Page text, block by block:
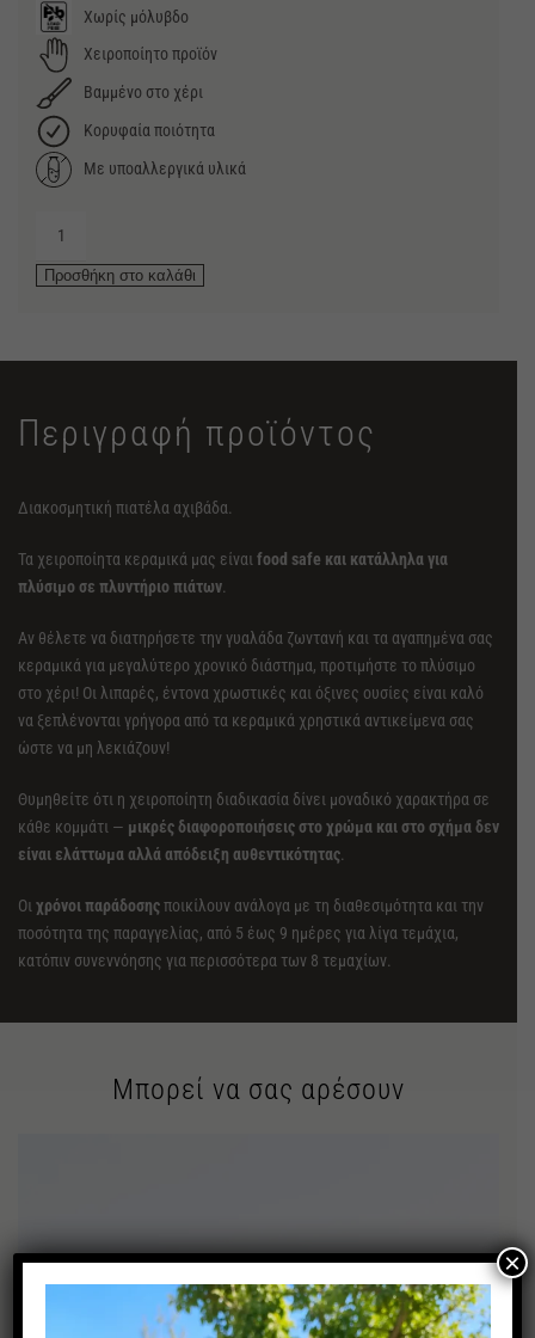
Χωρίς μόλυβδο
Χειροποίητο προϊόν
Βαμμένο στο χέρι
Κορυφαία ποιότητα
Με υποαλλεργικά υλικά
Αχιβάδα
Προσθήκη στο καλάθι
Περιγραφή προϊόντος
Διακοσμητική πιατέλα αχιβάδα.
Τα χειροποίητα κεραμικά μας είναι food safe και κατάλληλα για
πλύσιμο σε πλυντήριο πιάτων
Αν θέλετε να διατηρήσετε την γυαλάδα ζωντανή και τα αγαπημένα σας
κεραμικά για μεγαλύτερο χρονικό διάστημα, προτιμήστε το πλύσιμο
στο χέρι! Οι λιπαρές, έντονα χρωστικές και όξινες ουσίες είναι καλό
να ξεπλένονται γρήγορα από τα κεραμικά χρηστικά αντικείμενα σας
ώστε να μη λεκιάζουν!
Θυμηθείτε ότι η χειροποίητη διαδικασία δίνει μοναδικό χαρακτήρα σε
κάθε κομμάτι — μικρές διαφοροποιήσεις στο χρώμα και στο σχήμα δεν
είναι ελάττωμα αλλά απόδειξη αυθεντικότητας
Οι χρόνοι παράδοσηςποικίλουν ανάλογα με τη διαθεσιμότητα και την
ποσότητα της παραγγελίας, από 5 έως 9 ημέρες για λίγα τεμάχια,
κατόπιν συνεννόησης για περισσότερα των 8 τεμαχίων.
Μπορεί να σας αρέσουν
×